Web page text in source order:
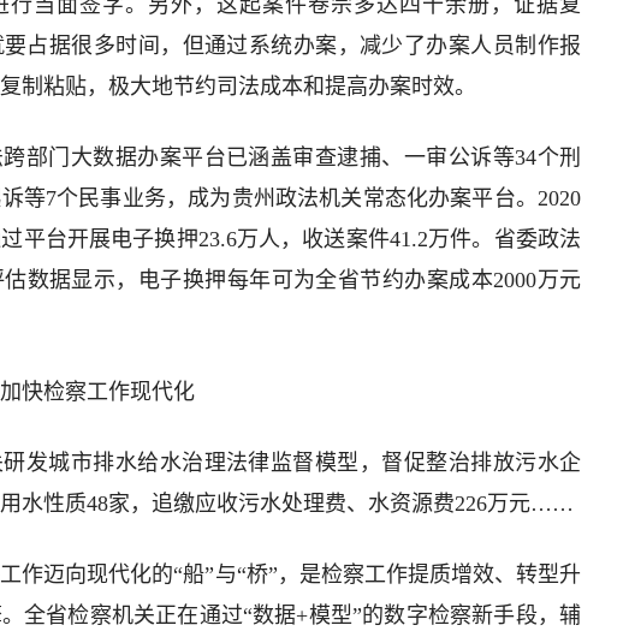
行当面签字。另外，这起案件卷宗多达四十余册，证据复
占据很多时间，但通过系统办案，减少了办案人员制作报
制粘贴，极大地节约司法成本和提高办案时效。
部门大数据办案平台已涵盖审查逮捕、一审公诉等34个刑
等7个民事业务，成为贵州政法机关常态化办案平台。2020
平台开展电子换押23.6万人，收送案件41.2万件。省委政法
数据显示，电子换押每年可为全省节约办案成本2000万元
快检察工作现代化
发城市排水给水治理法律监督模型，督促整治排放污水企
水性质48家，追缴应收污水处理费、水资源费226万元……
作迈向现代化的“船”与“桥”，是检察工作提质增效、转型升
全省检察机关正在通过“数据+模型”的数字检察新手段，辅